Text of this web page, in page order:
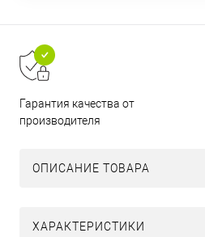
Гарантия качества от
производителя
ОПИСАНИЕ ТОВАРА
ХАРАКТЕРИСТИКИ